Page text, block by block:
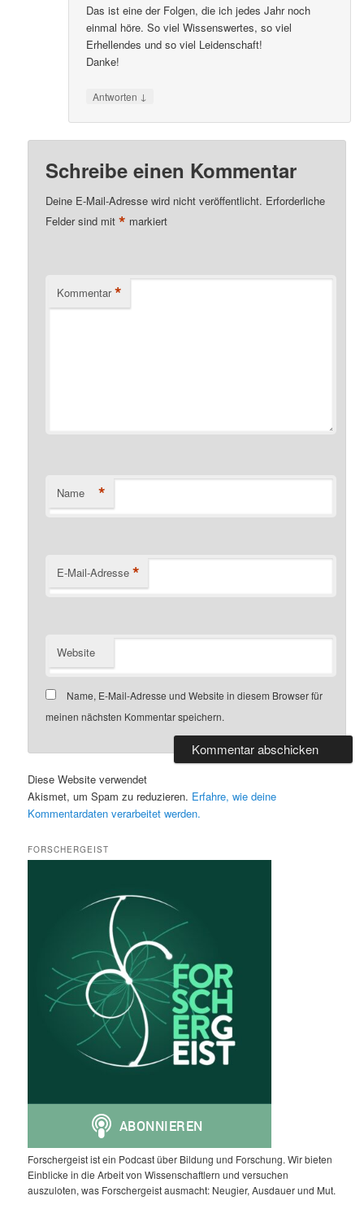
Das ist eine der Folgen, die ich jedes Jahr noch
einmal höre. So viel Wissenswertes, so viel
Erhellendes und so viel Leidenschaft!
Danke!
Antworten ↓
Schreibe einen Kommentar
Deine E-Mail-Adresse wird nicht veröffentlicht. Erforderliche
Felder sind mit* markiert
Kommentar *
Name *
E-Mail-Adresse *
Website
Name, E-Mail-Adresse und Website in diesem Browser für
meinen nächsten Kommentar speichern.
Diese Website verwendet
Akismet, um Spam zu reduzieren. Erfahre, wie deine
Kommentardaten verarbeitet werden.
FORSCHERGEIST
Forschergeist ist ein Podcast über Bildung und Forschung. Wir bieten
Einblicke in die Arbeit von Wissenschaftlern und versuchen
auszuloten, was Forschergeist ausmacht: Neugier, Ausdauer und Mut.